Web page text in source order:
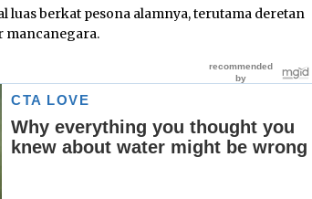
luas berkat pesona alamnya, terutama deretan
mancanegara.